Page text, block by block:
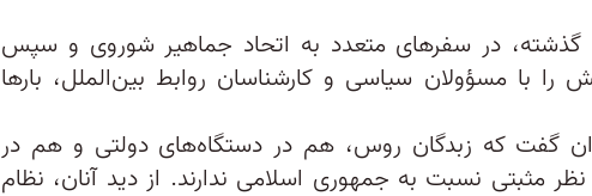
در سفرهای متعدد به اتحاد جماهیر شوروی و سپس
را با مسؤولان سیاسی و کارشناسان روابط بین‌الملل، بارها
گفت که زبدگان روس، هم در دستگاه‌های دولتی و هم در
مثبتی نسبت به جمهوری اسلامی ندارند. از دید آنان، نظام